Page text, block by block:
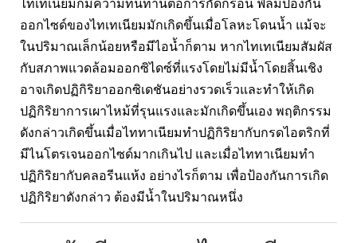
ออกไซด์ของไทเทเนียมมักเกิดขึ้นเมื่อโลหะโดนน้ำ แม้จะ
ในปริมาณเล็กน้อยหรือมีไอน้ำก็ตาม หากไทเทเนียมสัมผัส
กับสภาพแวดล้อมออกซิไดซ์ที่แรงโดยไม่มีน้ำโดยสิ้นเชิง
อาจเกิดปฏิกิริยาออกซิเดชันอย่างรวดเร็วและทำให้เกิด
ปฏิกิริยาการเผาไหม้ที่รุนแรงและมักเกิดขึ้นเอง พฤติกรรม
ดังกล่าวเกิดขึ้นเมื่อไททาเนียมทำปฏิกิริยากับกรดไอตริกที่
มีไนโตรเจนออกไซด์มากเกินไป และเมื่อไททาเนียมทำ
ปฏิกิริยากับคลอรีนแห้ง อย่างไรก็ตาม เพื่อป้องกันการเกิด
ปฏิกิริยาดังกล่าว ต้องมีน้ำในปริมาณหนึ่ง